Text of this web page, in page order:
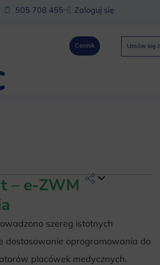
505 708 455 Zaloguj się
Cennik Umów się
– e-ZWM
szereg istotnych
dostosowanie oprogramowania do
placówek medycznych.